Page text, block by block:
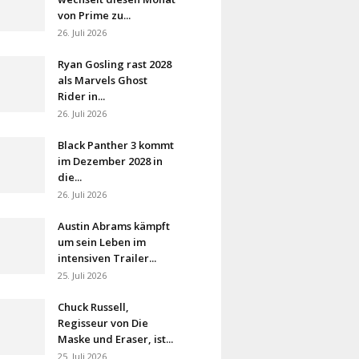
von Prime zu...
26. Juli 2026
Ryan Gosling rast 2028
als Marvels Ghost
Rider in...
26. Juli 2026
Black Panther 3 kommt
im Dezember 2028 in
die...
26. Juli 2026
Austin Abrams kämpft
um sein Leben im
intensiven Trailer...
25. Juli 2026
Chuck Russell,
Regisseur von Die
Maske und Eraser, ist...
25. Juli 2026